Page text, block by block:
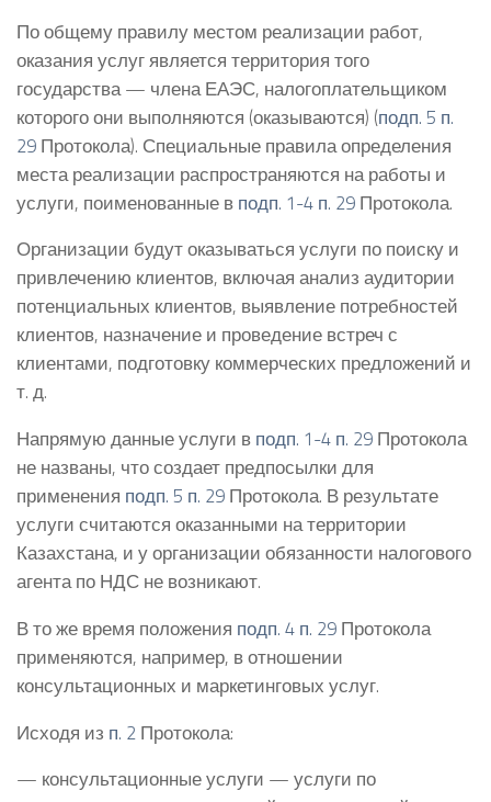
По общему правилу местом реализации работ,
оказания услуг является территория того
государства — члена ЕАЭС, налогоплательщиком
которого они выполняются (оказываются) (подп. 5 п.
29 Протокола). Специальные правила определения
места реализации распространяются на работы и
услуги, поименованные в подп. 1-4 п. 29 Протокола.
Организации будут оказываться услуги по поиску и
привлечению клиентов, включая анализ аудитории
потенциальных клиентов, выявление потребностей
клиентов, назначение и проведение встреч с
клиентами, подготовку коммерческих предложений и
т. д.
Напрямую данные услуги в подп. 1-4 п. 29 Протокола
не названы, что создает предпосылки для
применения подп. 5 п. 29 Протокола. В результате
услуги считаются оказанными на территории
Казахстана, и у организации обязанности налогового
агента по НДС не возникают.
В то же время положения подп. 4 п. 29 Протокола
применяются, например, в отношении
консультационных и маркетинговых услуг.
Исходя из п. 2 Протокола:
— консультационные услуги — услуги по